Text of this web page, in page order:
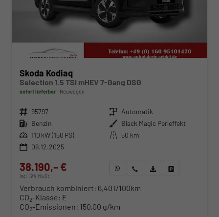
Skoda Kodiaq
Selection 1.5 TSI mHEV 7-Gang DSG
sofort lieferbar Neuwagen
Fahrzeugnr. 95797 Getriebe Automatik
Kraftstoff Benzin Außenfarbe Black Magic Perleffekt
Leistung 110 kW (150 PS) Kilometerstand 50 km
09.12.2025
38.190,– €
incl. 19% MwSt.
WhatsApp anfragen
Wir rufen Sie anFahrzeugexposé (PDF)
Verbrauch kombiniert: 6,40 l/100km
CO2-Klasse: E
CO2-Emissionen: 150,00 g/km